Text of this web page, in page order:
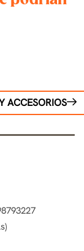
ACCESORIOS